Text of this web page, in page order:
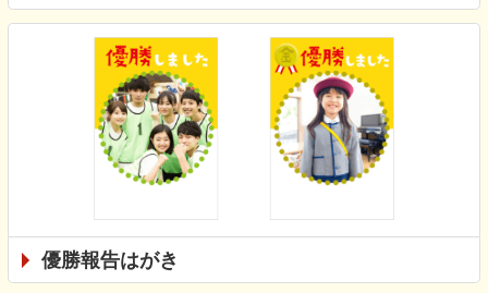
優勝報告はがき